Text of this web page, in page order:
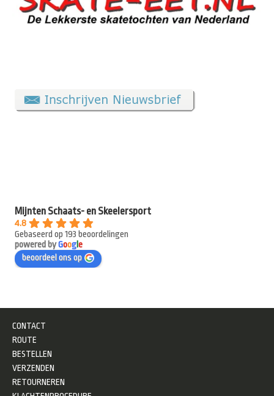
Mijnten Schaats- en Skeelersport
4.8
Gebaseerd op 193 beoordelingen
powered byGooge
beoordeel ons op
CONTACT
ROUTE
BESTELLEN
VERZENDEN
RETOURNEREN